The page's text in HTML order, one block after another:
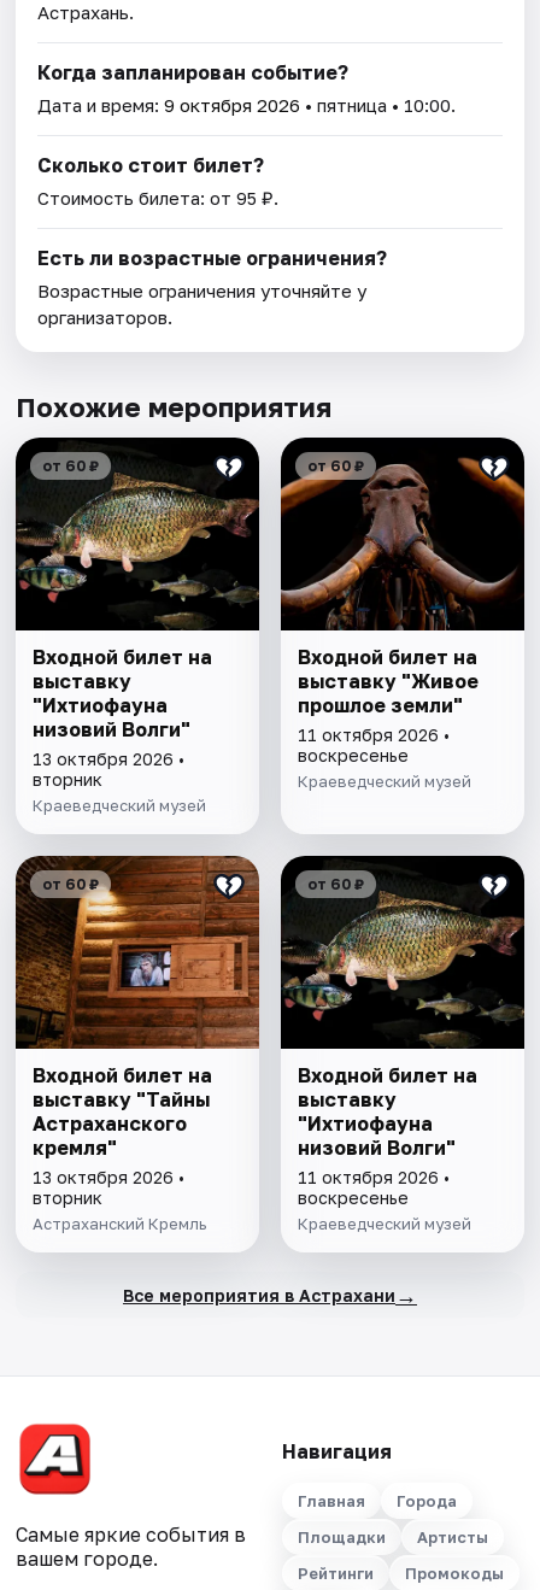
Астрахань.
Когда запланирован событие?
Дата и время:9 октября 2026 • пятница • 10:00.
Сколько стоит билет?
Стоимость билета: от 95 ₽.
Есть ли возрастные ограничения?
Возрастные ограничения уточняйте у
организаторов.
Похожие мероприятия
от 60 ₽
Входной билет на
выставку
"Ихтиофауна
низовий Волги"
13 октября 2026 •
вторник
Краеведческий музей
от 60 ₽
Входной билет на
выставку "Живое
прошлое земли"
11 октября 2026 •
воскресенье
Краеведческий музей
от 60 ₽
Входной билет на
выставку "Тайны
Астраханского
кремля"
13 октября 2026 •
вторник
Астраханский Кремль
от 60 ₽
Входной билет на
выставку
"Ихтиофауна
низовий Волги"
11 октября 2026 •
воскресенье
Краеведческий музей
Все мероприятия в Астрахани →
Самые яркие события в
вашем городе.
Навигация
Главная
Города
Площадки
Артисты
Рейтинги
Промокоды